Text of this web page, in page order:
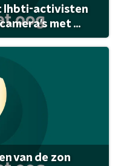
lhbti-activisten
met ...
van de zon